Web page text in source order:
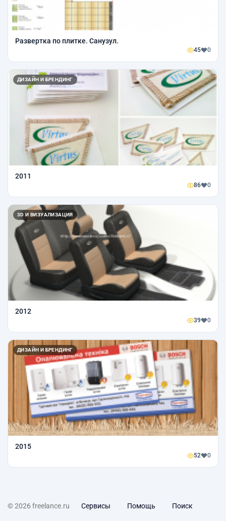
Развертка по плитке. Санузул.
45 0
ДИЗАЙН И БРЕНДИНГ
2011
86 0
3D И ВИЗУАЛИЗАЦИЯ
2012
39 0
ДИЗАЙН И БРЕНДИНГ
2015
52 0
© 2026 freelance.ru Сервисы Помощь Поиск